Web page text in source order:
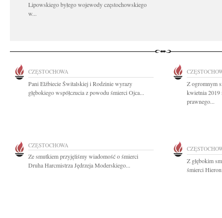
Lipowskiego byłego wojewody częstochowskiego
w...
CZĘSTOCHOWA
Pani Elżbiecie Świtalskiej i Rodzinie wyrazy
głębokiego współczucia z powodu śmierci Ojca...
Z ogromnym
kwietnia 2019
prawnego...
CZĘSTOCHOWA
Ze smutkiem przyjęliśmy wiadomość o śmierci
Druha Harcmistrza Jędrzeja Moderskiego...
Z głębokim
śmierci